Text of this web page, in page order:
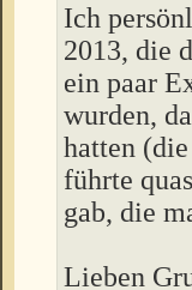
Ich
2013, die
ein paar
wurden,
hatten
führte
gab, die
Lieben